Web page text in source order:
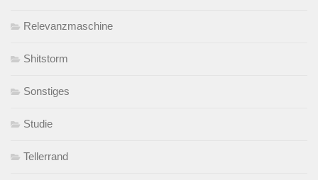
Relevanzmaschine
Shitstorm
Sonstiges
Studie
Tellerrand